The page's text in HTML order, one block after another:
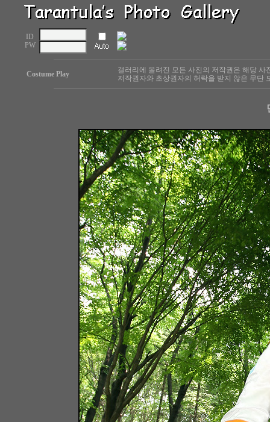
ID
PW
Costume Play
갤러리에 올려진 모든 사진의 저작권은 해당
저작권자와 초상권자의 허락을 받지 않은 무단